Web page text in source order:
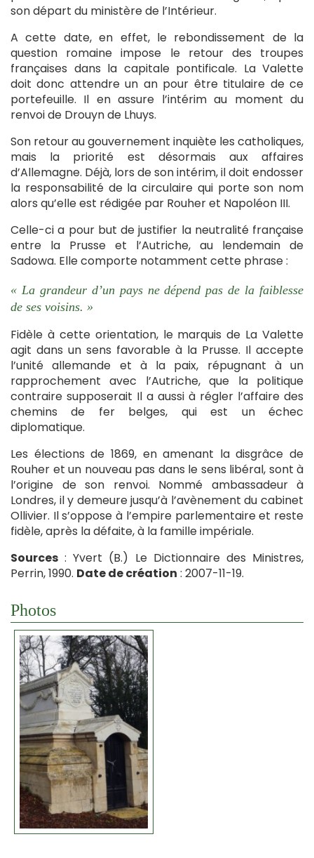
son départ du ministère de l’Intérieur.
A cette date, en effet, le rebondissement de la
question romaine impose le retour des troupes
françaises dans la capitale pontificale. La Valette
doit donc attendre un an pour être titulaire de ce
portefeuille. Il en assure l’intérim au moment du
renvoi de Drouyn de Lhuys.
Son retour au gouvernement inquiète les catholiques,
mais la priorité est désormais aux affaires
d’Allemagne. Déjà, lors de son intérim, il doit endosser
la responsabilité de la circulaire qui porte son nom
alors qu’elle est rédigée par Rouher et Napoléon III.
Celle-ci a pour but de justifier la neutralité française
entre la Prusse et l’Autriche, au lendemain de
Sadowa. Elle comporte notamment cette phrase :
« La grandeur d’un pays ne dépend pas de la faiblesse
de ses voisins. »
Fidèle à cette orientation, le marquis de La Valette
agit dans un sens favorable à la Prusse. Il accepte
l’unité allemande et à la paix, répugnant à un
rapprochement avec l’Autriche, que la politique
contraire supposerait Il a aussi à régler l’affaire des
chemins de fer belges, qui est un échec
diplomatique.
Les élections de 1869, en amenant la disgrâce de
Rouher et un nouveau pas dans le sens libéral, sont à
l’origine de son renvoi. Nommé ambassadeur à
Londres, il y demeure jusqu’à l’avènement du cabinet
Ollivier. Il s’oppose à l’empire parlementaire et reste
fidèle, après la défaite, à la famille impériale.
Sources : Yvert (B.) Le Dictionnaire des Ministres,
Perrin, 1990. Date de création : 2007-11-19.
Photos